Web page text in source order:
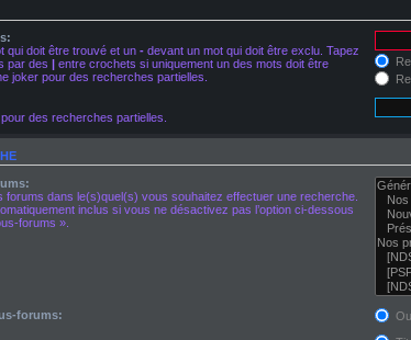
qui doit être trouvé et un -devant un mot qui doit être exclu. Tapez
par des |entre crochets si uniquement un des mots doit être
joker pour des recherches partielles.
des recherches partielles.
forums dans le(s)quel(s) vous souhaitez effectuer une recherche.
inclus si vous ne désactivez pas l’option ci-dessous
forums ».
forums: